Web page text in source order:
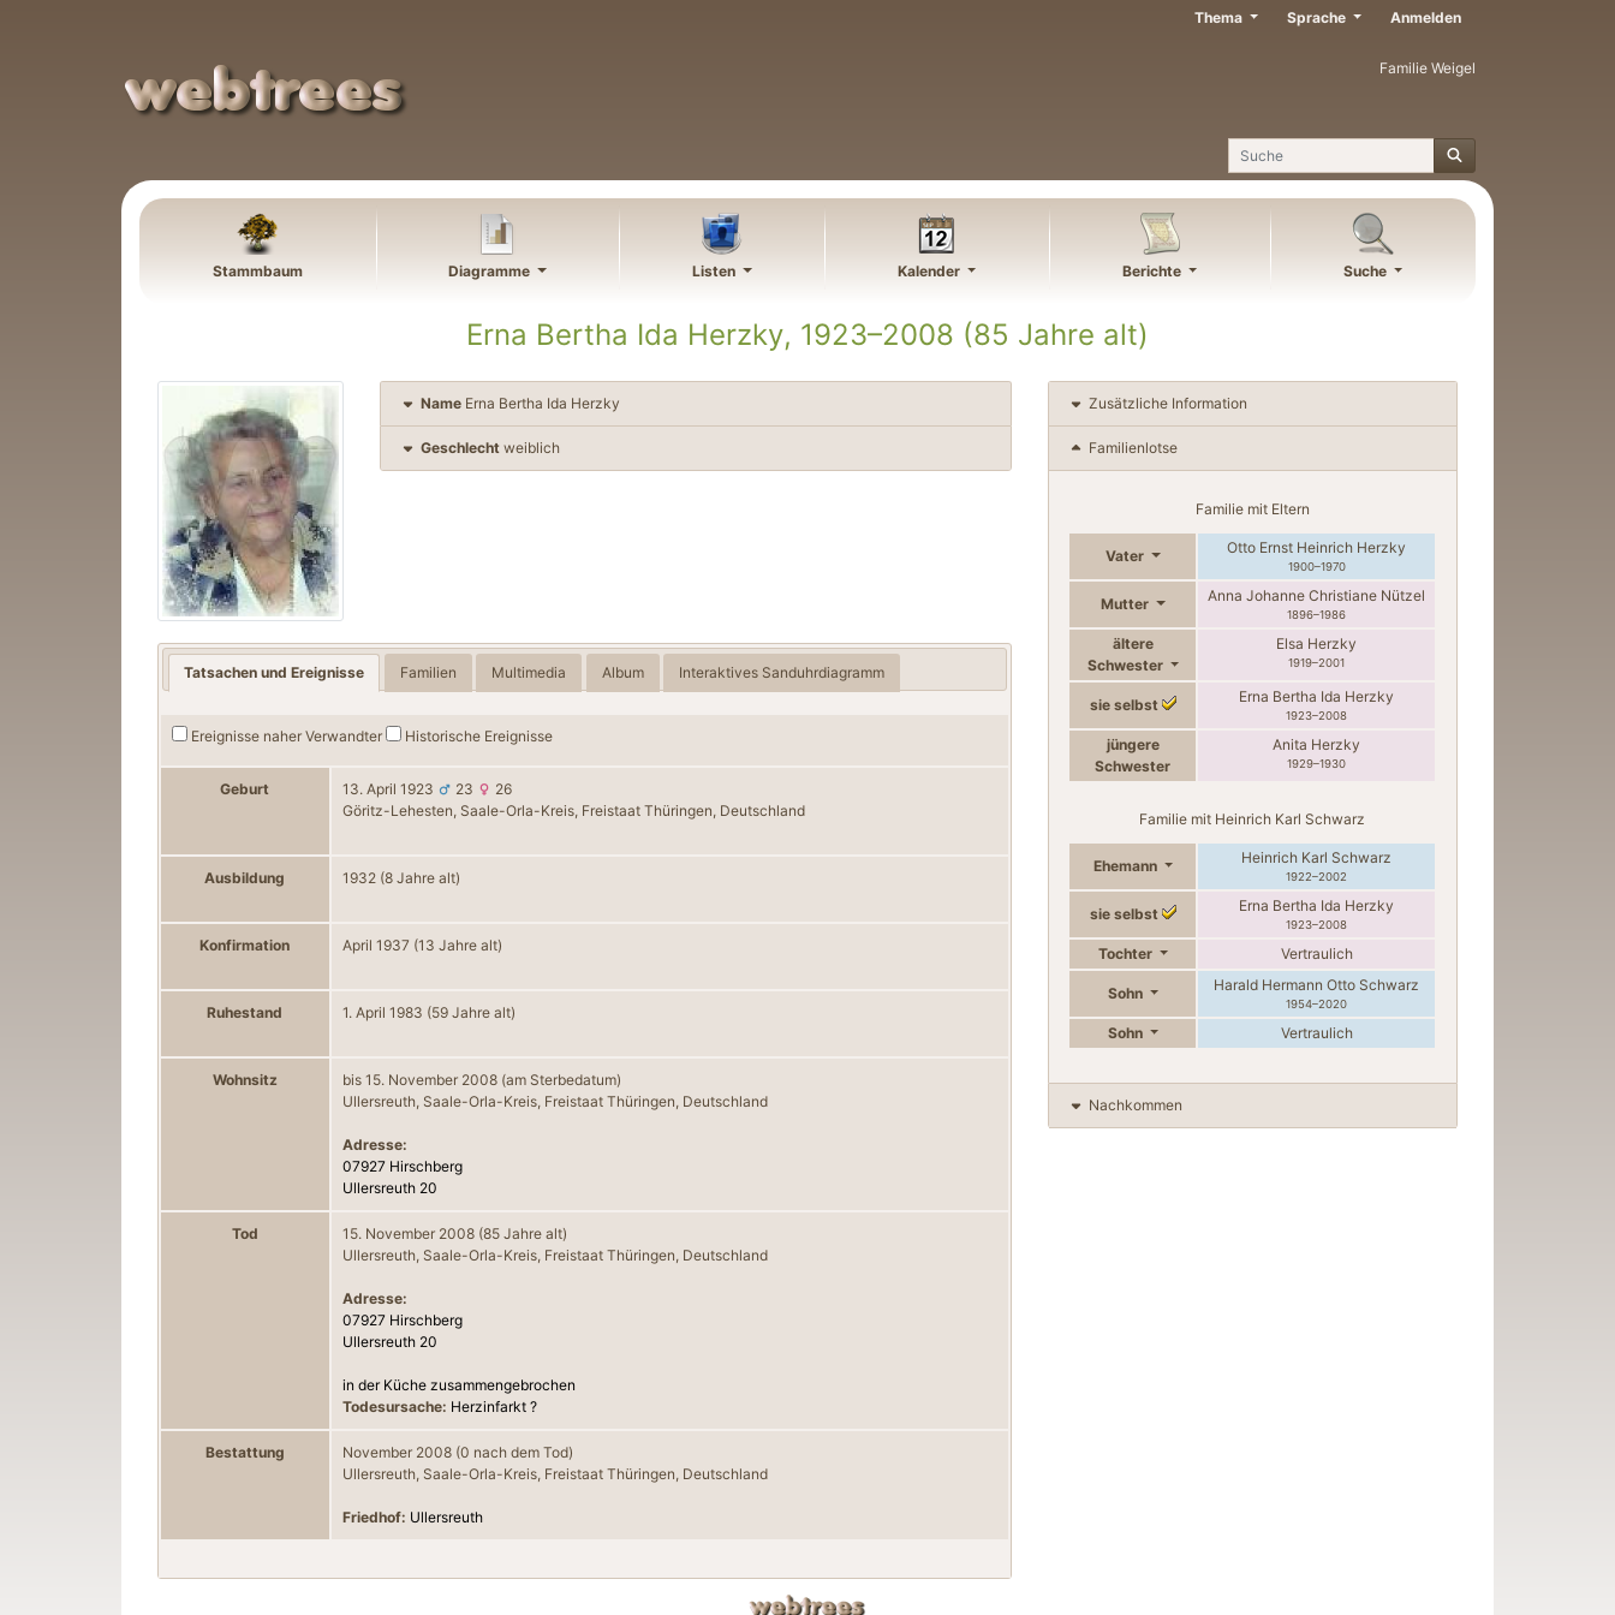
Familie Weigel
Suche
Thema Sprache Anmelden
Stammbaum Diagramme Listen Kalender Berichte Suche
Erna Bertha Ida Herzky, 1923–2008 (85 Jahre alt)
Name Erna Bertha Ida Herzky
Geschlecht weiblich
Tatsachen und Ereignisse Familien Multimedia Album Interaktives Sanduhrdiagramm
Ereignisse naher Verwandter Historische Ereignisse
Geburt 13. April 1923 23
26
Göritz-Lehesten, Saale-Orla-Kreis, Freistaat Thüringen, Deutschland
Ausbildung 1932 (8 Jahre alt)
Konfirmation April 1937 (13 Jahre alt)
Ruhestand 1. April 1983 (59 Jahre alt)
Wohnsitz bis 15. November 2008 (am Sterbedatum)
Ullersreuth, Saale-Orla-Kreis, Freistaat Thüringen, Deutschland
Adresse:
07927 Hirschberg
Ullersreuth 20
Tod 15. November 2008 (85 Jahre alt)
Ullersreuth, Saale-Orla-Kreis, Freistaat Thüringen, Deutschland
Adresse:
07927 Hirschberg
Ullersreuth 20
in der Küche zusammengebrochen
Todesursache: Herzinfarkt ?
Bestattung November 2008 (0 nach dem Tod)
Ullersreuth, Saale-Orla-Kreis, Freistaat Thüringen, Deutschland
Friedhof: Ullersreuth
Zusätzliche Information
Familienlotse
Familie mit Eltern
Vater Otto Ernst Heinrich Herzky
1900–1970
Mutter Anna Johanne Christiane Nützel
1896–1986
ältere
Schwester
Elsa Herzky
1919–2001
sie selbst Erna Bertha Ida Herzky
1923–2008
jüngere
Schwester
Anita Herzky
1929–1930
Familie mit Heinrich Karl Schwarz
Ehemann Heinrich Karl Schwarz
1922–2002
sie selbst Erna Bertha Ida Herzky
1923–2008
Tochter Vertraulich
Sohn Harald Hermann Otto Schwarz
1954–2020
Sohn Vertraulich
Nachkommen